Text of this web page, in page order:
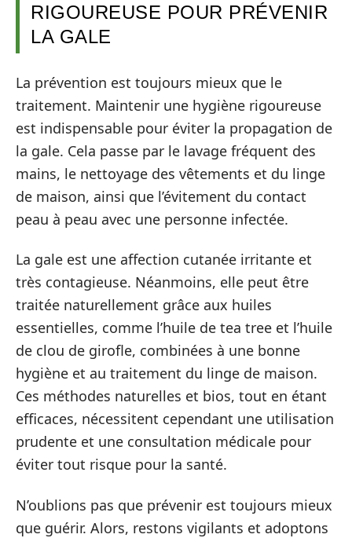
RIGOUREUSE POUR PRÉVENIR
LA GALE
La prévention est toujours mieux que le
traitement. Maintenir une hygiène rigoureuse
est indispensable pour éviter la propagation de
la gale. Cela passe par le lavage fréquent des
mains, le nettoyage des vêtements et du linge
de maison, ainsi que l’évitement du contact
peau à peau avec une personne infectée.
La gale est une affection cutanée irritante et
très contagieuse. Néanmoins, elle peut être
traitée naturellement grâce aux huiles
essentielles, comme l’huile de tea tree et l’huile
de clou de girofle, combinées à une bonne
hygiène et au traitement du linge de maison.
Ces méthodes naturelles et bios, tout en étant
efficaces, nécessitent cependant une utilisation
prudente et une consultation médicale pour
éviter tout risque pour la santé.
N’oublions pas que prévenir est toujours mieux
que guérir. Alors, restons vigilants et adoptons